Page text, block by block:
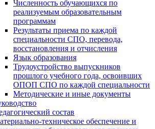
Численность обучающихся по
реализуемым образовательным
программам
Результаты приема по каждой
специальности СПО, перевода,
восстановления и отчисления
Язык образования
Трудоустройство выпускников
прошлого учебного года, освоивших
ОПОП СПО по каждой специальности
Методические и иные документы
состав
техническое обеспечение и